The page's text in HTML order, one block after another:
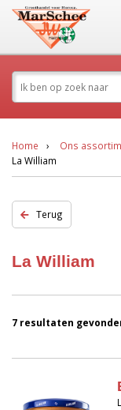
Home Ons
La William
Terug
La William
7 resultaten